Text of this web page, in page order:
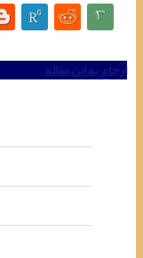
ارجاع به این مقاله